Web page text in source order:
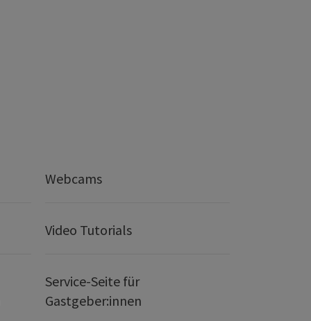
Webcams
Video Tutorials
Service-Seite für
Gastgeber:innen